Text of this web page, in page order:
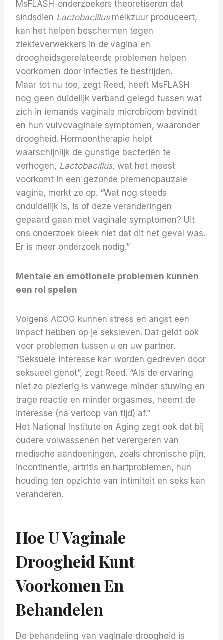
MsFLASH-onderzoekers theoretiseren dat
sindsdien Lactobacillusmelkzuur produceert,
kan het helpen beschermen tegen
ziekteverwekkers in de vagina en
droogheidsgerelateerde problemen helpen
voorkomen door infecties te bestrijden.
Maar tot nu toe, zegt Reed, heeft MsFLASH
nog geen duidelijk verband gelegd tussen wat
zich in iemands vaginale microbioom bevindt
en hun vulvovaginale symptomen, waaronder
droogheid. Hormoontherapie helpt
waarschijnlijk de gunstige bacteriën te
verhogen, Lactobacillus, wat het meest
voorkomt in een gezonde premenopauzale
vagina, merkt ze op. “Wat nog steeds
onduidelijk is, is of deze veranderingen
gepaard gaan met vaginale symptomen? Uit
ons onderzoek bleek niet dat dit het geval was.
Er is meer onderzoek nodig.”
Mentale en emotionele problemen kunnen
een rol spelen
Volgens ACOG kunnen stress en angst een
impact hebben op je seksleven. Dat geldt ook
voor problemen tussen u en uw partner.
“Seksuele interesse kan worden gedreven door
seksueel genot”, zegt Reed. “Als de ervaring
niet zo plezierig is vanwege minder stuwing en
trage reactie en minder orgasmes, neemt de
interesse (na verloop van tijd) af.”
Het National Institute on Aging zegt ook dat bij
oudere volwassenen het verergeren van
medische aandoeningen, zoals chronische pijn,
incontinentie, artritis en hartproblemen, hun
houding ten opzichte van intimiteit en seks kan
veranderen.
Hoe U Vaginale
Droogheid Kunt
Voorkomen En
Behandelen
De behandeling van vaginale droogheid is